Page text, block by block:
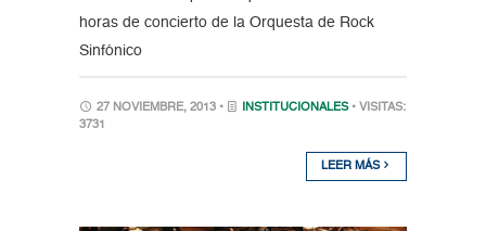
horas de concierto de la Orquesta de Rock
Sinfónico
27 NOVIEMBRE, 2013 • INSTITUCIONALES • VISITAS:
3731
LEER MÁS